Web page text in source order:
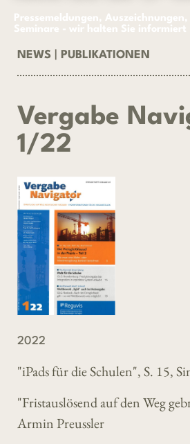
Pressemeldungen,
Seminare - wir halten Sie informiert
NEWS PUBLIKATIONEN
Vergabe
1/22
2022
"iPads für die Schulen", S. 15,
"Fristauslösend auf den Weg
Armin Preussler